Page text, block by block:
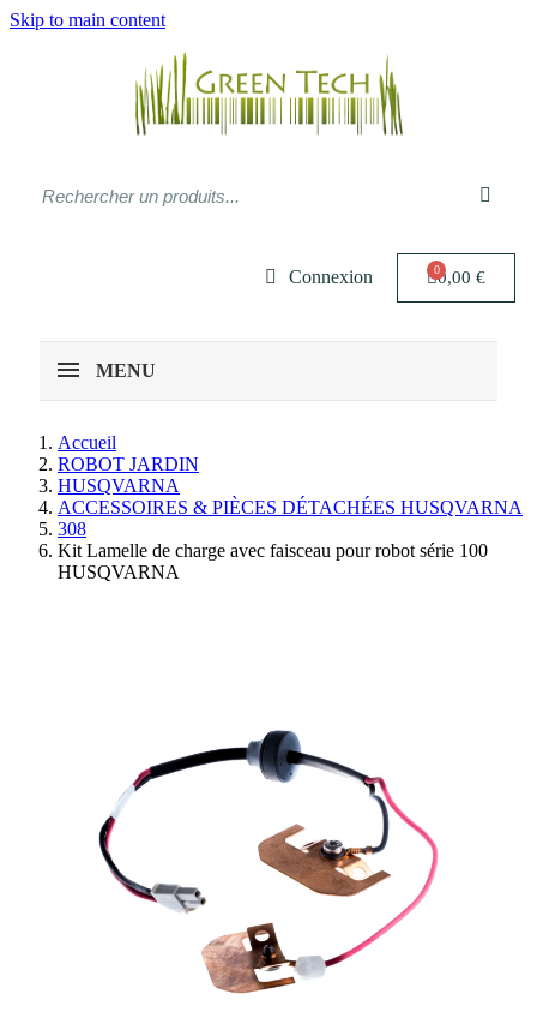
Skip to main content
Connexion 0,00 €
MENU
Accueil
ROBOT JARDIN
HUSQVARNA
ACCESSOIRES & PIÈCES DÉTACHÉES HUSQVARNA
308
Kit Lamelle de charge avec faisceau pour robot série 100
HUSQVARNA